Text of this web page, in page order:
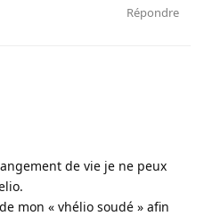
Répondre
de vie je ne peux
mon « vhélio soudé » afin